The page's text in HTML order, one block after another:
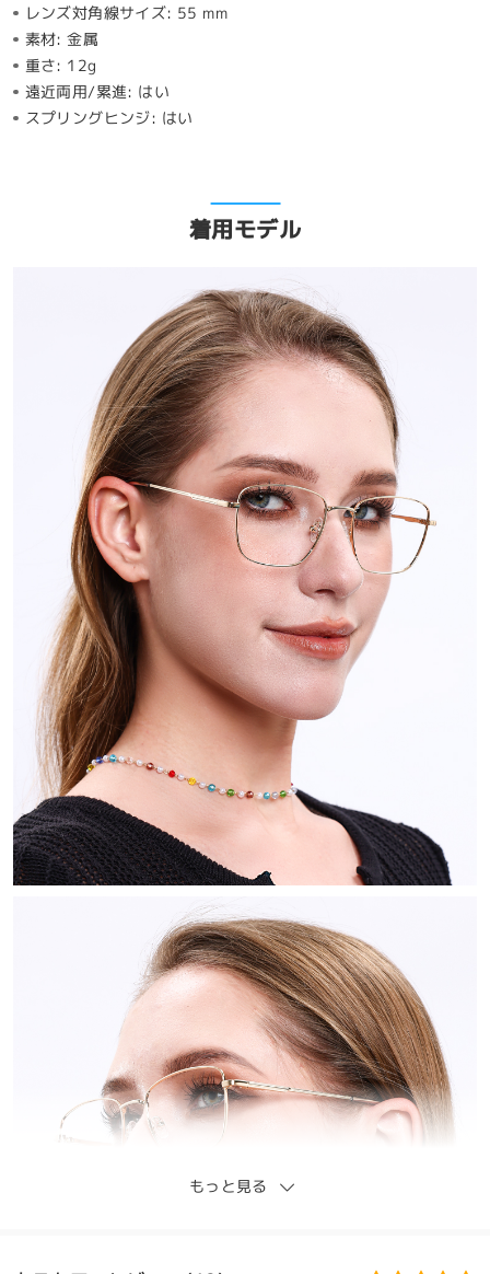
レンズ対角線サイズ: 55 mm
素材:金属
重さ: 12g
遠近両用/累進: はい
スプリングヒンジ: はい
着用モデル
もっと見る